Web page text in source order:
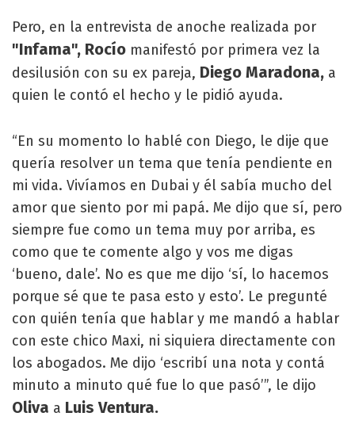
Pero, en la entrevista de anoche realizada por
"Infama", Rocío manifestó por primera vez la
desilusión con su ex pareja, Diego Maradona, a
quien le contó el hecho y le pidió ayuda.
“En su momento lo hablé con Diego, le dije que
quería resolver un tema que tenía pendiente en
mi vida. Vivíamos en Dubai y él sabía mucho del
amor que siento por mi papá. Me dijo que sí, pero
siempre fue como un tema muy por arriba, es
como que te comente algo y vos me digas
‘bueno, dale’. No es que me dijo ‘sí, lo hacemos
porque sé que te pasa esto y esto’. Le pregunté
con quién tenía que hablar y me mandó a hablar
con este chico Maxi, ni siquiera directamente con
los abogados. Me dijo ‘escribí una nota y contá
minuto a minuto qué fue lo que pasó’”, le dijo
Oliva a Luis Ventura.